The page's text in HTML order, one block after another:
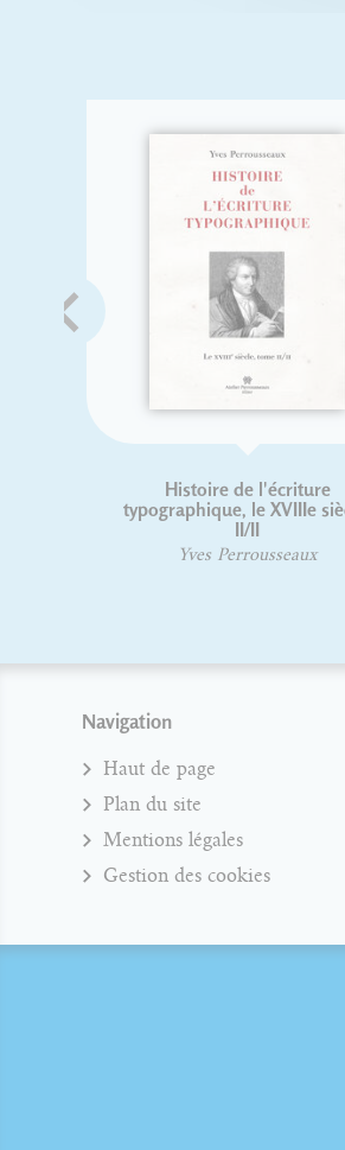
Histoire de l'écriture
typographique, le XVIIIe siècle,
Yves Perrousseaux
Navigation
Haut de page
Plan du site
Mentions légales
Gestion des cookies